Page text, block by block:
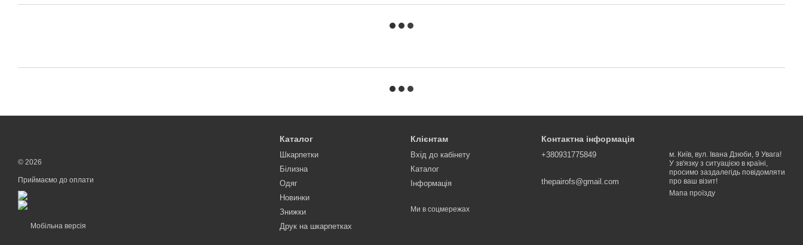
© 2026
Приймаємо до оплати
Мобільна версія
Каталог
Шкарпетки
Білизна
Одяг
Новинки
Знижки
Друк на шкарпетках
Клієнтам
Вхід до кабінету
Каталог
Інформація
Ми в соцмережах
Контактна інформація
+380931775849
thepairofs@gmail.com
м. Київ, вул. Івана Дзюби, 9 Увага!
У зв'язку з ситуацією в країні,
просимо заздалегідь повідомляти
про ваш візит!
Мапа проїзду